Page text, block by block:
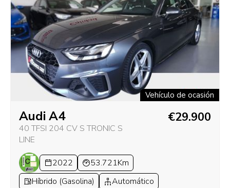
Vehículo de ocasión
Audi A4
40 TFSI 204 CV S TRONIC S
LINE
€29.900
2022
53.721Km
Híbrido (Gasolina)
Automático